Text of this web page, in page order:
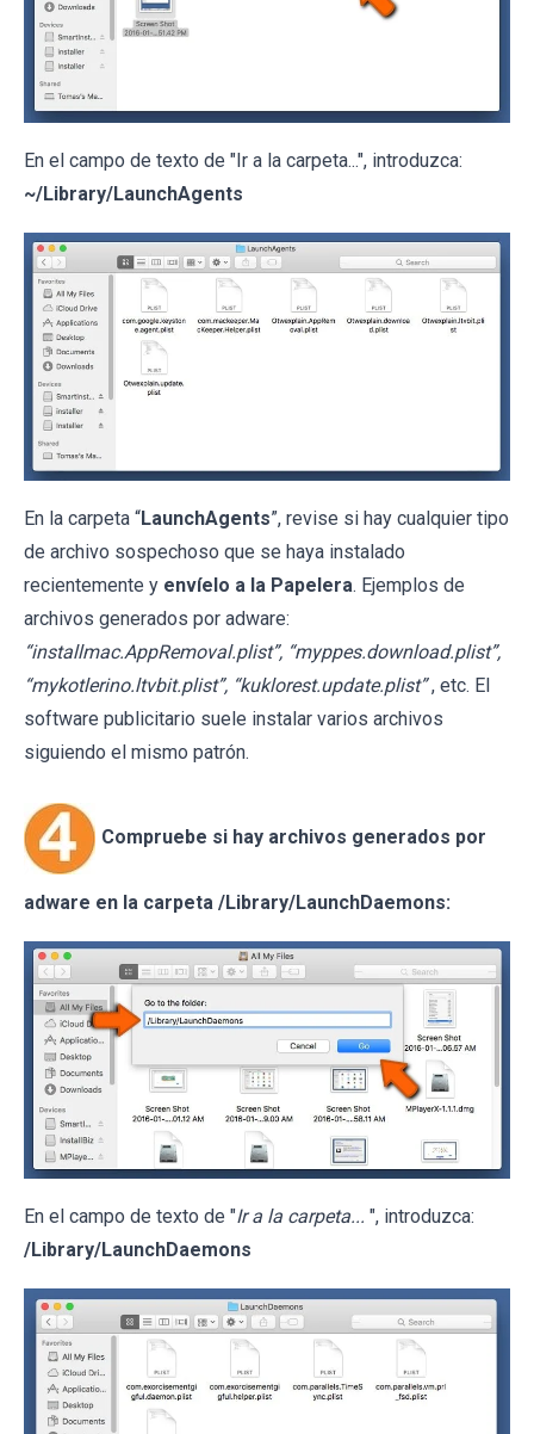
En el campo de texto de "Ir a la carpeta...", introduzca:
~/Library/LaunchAgents
En la carpeta “LaunchAgents”, revise si hay cualquier tipo
de archivo sospechoso que se haya instalado
recientemente y envíelo a la Papelera. Ejemplos de
archivos generados por adware:
“installmac.AppRemoval.plist”, “myppes.download.plist”,
“mykotlerino.ltvbit.plist”, “kuklorest.update.plist” , etc. El
software publicitario suele instalar varios archivos
siguiendo el mismo patrón.
Compruebe si hay archivos generados por
adware en la carpeta /Library/LaunchDaemons:
En el campo de texto de "Ir a la carpeta... ", introduzca:
/Library/LaunchDaemons